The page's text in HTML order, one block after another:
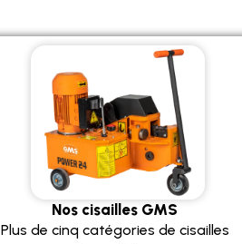
Nos cisailles GMS
Plus de cinq catégories de cisailles